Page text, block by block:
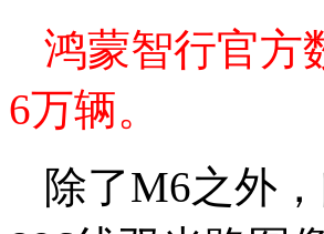
鸿蒙智行官方
6万辆。
除了M6之外